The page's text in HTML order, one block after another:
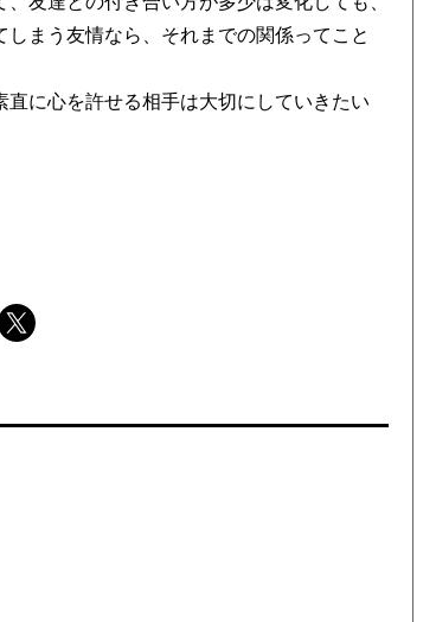
まう友情なら、それまでの関係ってこと
に心を許せる相手は大切にしていきたい